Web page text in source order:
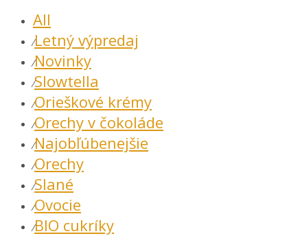
All
⁄Letný výpredaj
⁄Novinky
⁄Slowtella
⁄Orieškové krémy
⁄Orechy v čokoláde
⁄Najobľúbenejšie
⁄Orechy
⁄Slané
⁄Ovocie
⁄BIO cukríky